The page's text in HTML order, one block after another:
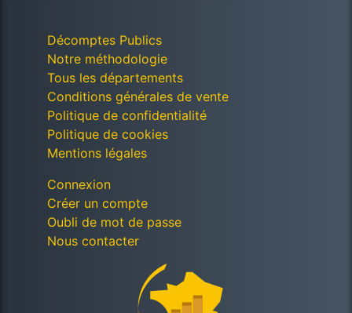
Décomptes Publics
Notre méthodologie
Tous les départements
Conditions générales de vente
Politique de confidentialité
Politique de cookies
Mentions légales
Connexion
Créer un compte
Oubli de mot de passe
Nous contacter